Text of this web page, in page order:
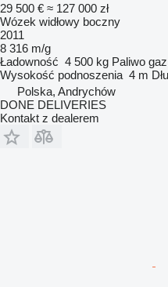
29 500 € ≈ 127 000 zł
Wózek widłowy boczny
2011
8 316 m/g
Ładowność 4 500 kg Paliwo gaz
Wysokość podnoszenia 4 m
Polska, Andrychów
DONE DELIVERIES
Kontakt z dealerem